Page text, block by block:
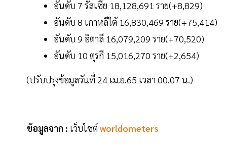
อันดับ 7 รัสเซีย 18,128,691 ราย(+8,829)
อันดับ 8 เกาหลีใต้ 16,830,469 ราย(+75,414)
อันดับ 9 อิตาลี 16,079,209 ราย(+70,520)
อันดับ 10 ตุรกี 15,016,270 ราย(+2,654)
(ปรับปรุงข้อมูลวันที่ 24 เม.ย.65 เวลา 00.07 น.)
ข้อมูลจาก : เว็บไซต์ worldometers